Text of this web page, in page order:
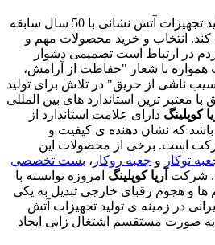
در زمینه ی تولید تجهیزات آتش نشانی با 50 سال سابقه
می کند. انتخاب و خرید محصولات مهم و
در ارتباط است تصمیمی دشوار
با شعار "حفاظت از آرامش،
ناشی از حریق" در تلاش برای تولید
معتبر ترین استاندارد های بین المللی
کوپلینگ دارای علامت استاندارد از
که نشان دهنده ی کیفیت و
است. برخی از محصولات این
توکار و جعبه روکار ، بست تخصصی
شرکت آریا کوپلینگ امروزه توانسته با
و هجوم رقبای خارجی تبدیل به یکی
در زمینه ی تولید تجهیزات آتش
صورت مستقسم اشتغال زایی ایجاد